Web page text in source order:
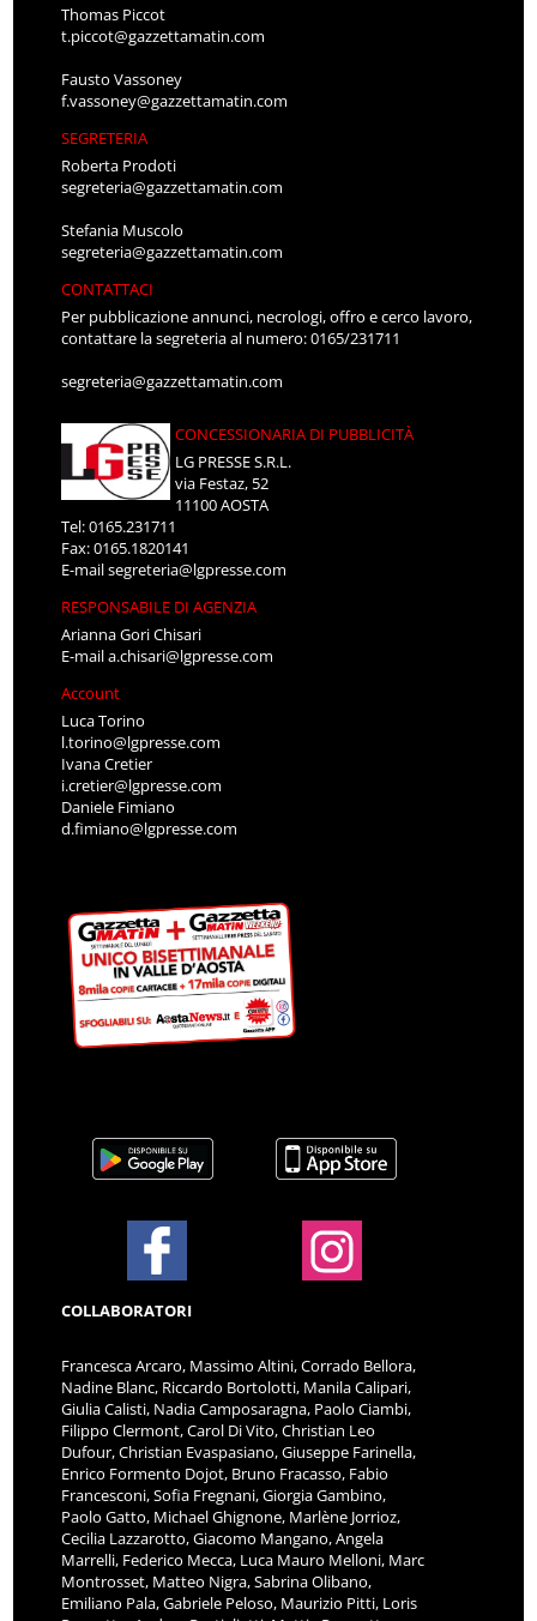
Thomas Piccot
t.piccot@gazzettamatin.com
Fausto Vassoney
f.vassoney@gazzettamatin.com
SEGRETERIA
Roberta Prodoti
segreteria@gazzettamatin.com
Stefania Muscolo
segreteria@gazzettamatin.com
CONTATTACI
Per pubblicazione annunci, necrologi, offro e cerco lavoro,
contattare la segreteria al numero: 0165/231711
segreteria@gazzettamatin.com
CONCESSIONARIA DI PUBBLICITÀ
LG PRESSE S.R.L.
via Festaz, 52
11100 AOSTA
Tel: 0165.231711
Fax: 0165.1820141
E-mailsegreteria@lgpresse.com
RESPONSABILE DI AGENZIA
Arianna Gori Chisari
E-maila.chisari@lgpresse.com
Account
Luca Torino
l.torino@lgpresse.com
Ivana Cretier
i.cretier@lgpresse.com
Daniele Fimiano
d.fimiano@lgpresse.com
COLLABORATORI
Francesca Arcaro, Massimo Altini, Corrado Bellora,
Nadine Blanc, Riccardo Bortolotti, Manila Calipari,
Giulia Calisti, Nadia Camposaragna, Paolo Ciambi,
Filippo Clermont, Carol Di Vito, Christian Leo
Dufour, Christian Evaspasiano, Giuseppe Farinella,
Enrico Formento Dojot, Bruno Fracasso, Fabio
Francesconi, Sofia Fregnani, Giorgia Gambino,
Paolo Gatto, Michael Ghignone, Marlène Jorrioz,
Cecilia Lazzarotto, Giacomo Mangano, Angela
Marrelli, Federico Mecca, Luca Mauro Melloni, Marc
Montrosset, Matteo Nigra, Sabrina Olibano,
Emiliano Pala, Gabriele Peloso, Maurizio Pitti, Loris